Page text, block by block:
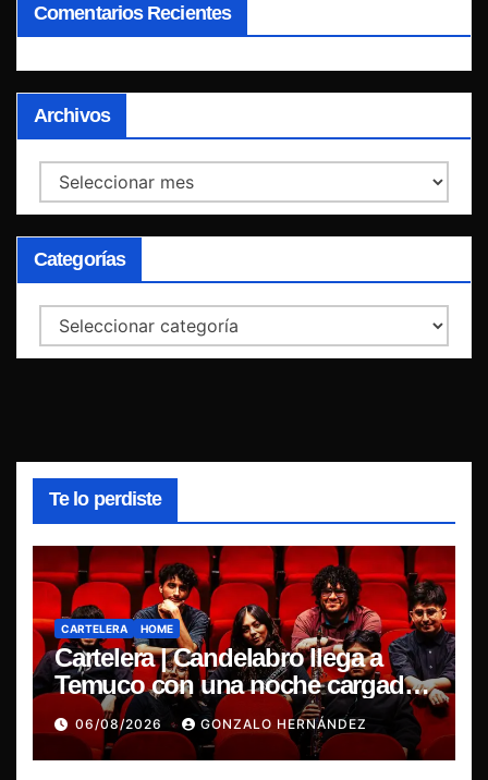
Comentarios Recientes
Archivos
Archivos
Categorías
Categorías
Te lo perdiste
CARTELERA HOME
Cartelera | Candelabro llega a
Temuco con una noche cargada
de indie
06/08/2026 GONZALO HERNÁNDEZ